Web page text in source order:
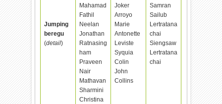
Jumping
beregu
(detail)
Mahamad
Fathil
Neelan
Jonathan
Ratnasing
ham
Praveen
Nair
Mathavan
Sharmini
Christina
Joker
Arroyo
Marie
Antonette
Leviste
Syquia
Colin
John
Collins
Samran
Sailub
Lertratana
chai
Siengsaw
Lertratana
chai